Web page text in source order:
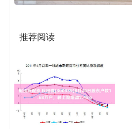
推荐阅读